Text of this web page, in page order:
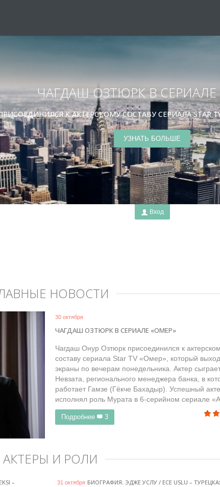
ЧАГДАШ ОЗТЮРК В СЕРИАЛЕ
К АКТЕРСКОМУ СОСТАВУ СЕРИАЛА STAR
УЗНАТЬ БОЛЬШЕ
Вход
НОВОСТИ
30 октября
ЧАГДАШ ОЗТЮРК В СЕРИАЛЕ «ОМЕР»
Чагдаш Онур Озтюрк присоединился к
составу сериала Star TV «Омер», который
экраны по вечерам понедельника. Актер
Невзата, регионального менеджера банка, в
работает Гамзе (Гёкче Бахадыр). Успешный
исполнял роль Мурата в 6-серийном сериале
Подробнее 3
АКТЕРЫ И РОЛИ
–
31 октября БИОГРАФИЯ: ЭДЖЕ УСЛУ / ECE USLU –